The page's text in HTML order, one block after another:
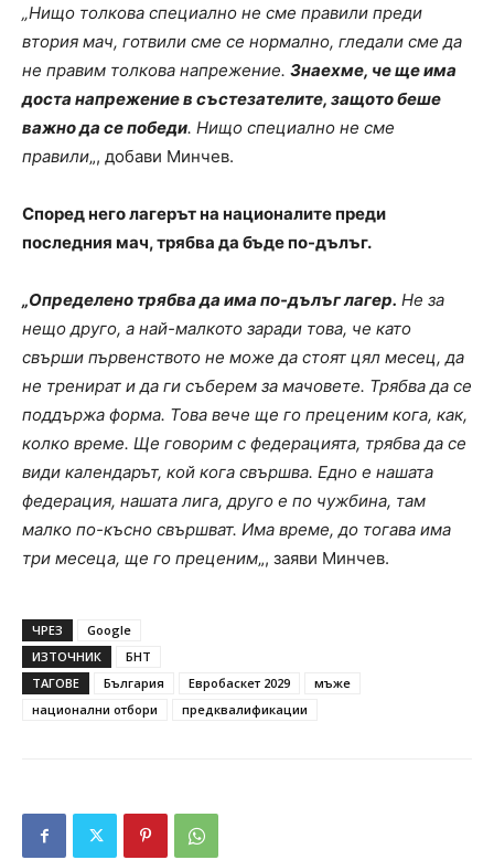
„Нищо толкова специално не сме правили преди
втория мач, готвили сме се нормално, гледали сме да
не правим толкова напрежение. Знаехме, че ще има
доста напрежение в състезателите, защото беше
важно да се победи. Нищо специално не сме
правили„, добави Минчев.
Според него лагерът на националите преди
последния мач, трябва да бъде по-дълъг.
„Определено трябва да има по-дълъг лагер. Не за
нещо друго, а най-малкото заради това, че като
свърши първенството не може да стоят цял месец, да
не тренират и да ги съберем за мачовете. Трябва да се
поддържа форма. Това вече ще го преценим кога, как,
колко време. Ще говорим с федерацията, трябва да се
види календарът, кой кога свършва. Едно е нашата
федерация, нашата лига, друго е по чужбина, там
малко по-късно свършват. Има време, до тогава има
три месеца, ще го преценим„, заяви Минчев.
ЧРЕЗ
Google
ИЗТОЧНИК
БНТ
ТАГОВЕ
България Евробаскет 2029
мъже
национални отбори
предквалификации